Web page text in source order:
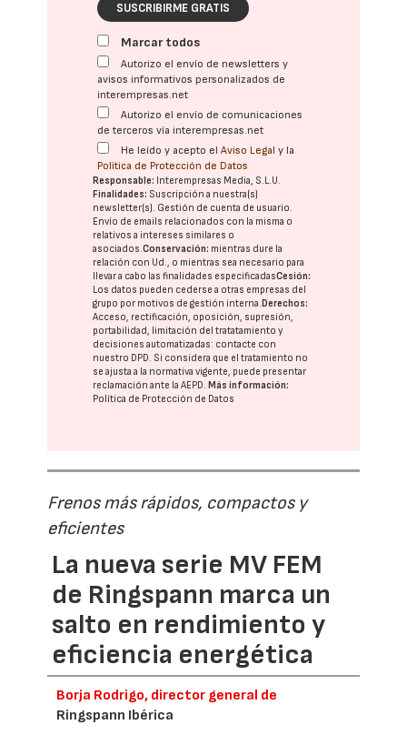
SUSCRIBIRME GRATIS
Marcar todos
Autorizo el envío de newsletters y
avisos informativos personalizados de
interempresas.net
Autorizo el envío de comunicaciones
de terceros vía interempresas.net
He leído y acepto elAviso Legal y la
Política de Protección de Datos
Responsable: Interempresas Media, S.L.U.
Finalidades: Suscripción a nuestra(s)
newsletter(s). Gestión de cuenta de usuario.
Envío de emails relacionados con la misma o
relativos a intereses similares o
asociados.Conservación: mientras dure la
relación con Ud., o mientras sea necesario para
llevar a cabo las finalidades especificadasCesión:
Los datos pueden cederse a otras empresas del
grupo por motivos de gestión interna. Derechos:
Acceso, rectificación, oposición, supresión,
portabilidad, limitación del tratatamiento y
decisiones automatizadas: contacte con
nuestro DPD. Si considera que el tratamiento no
se ajusta a la normativa vigente, puede presentar
reclamación ante laAEPD. Más información:
Política de Protección de Datos
Frenos más rápidos, compactos y
eficientes
La nueva serie MV FEM
de Ringspann marca un
salto en rendimiento y
eficiencia energética
Borja Rodrigo, director general de
Ringspann Ibérica